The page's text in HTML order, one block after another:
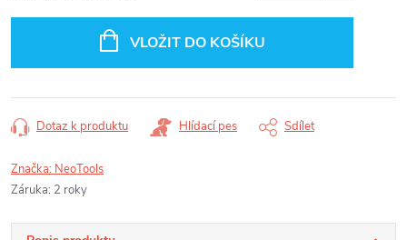
VLOŽIT DO KOŠÍKU
Dotaz k produktu Hlídací pes Sdílet
Značka: NeoTools
Záruka: 2 roky